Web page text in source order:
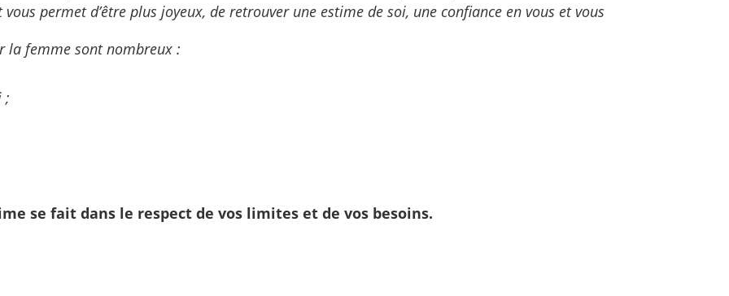
permet d’être plus joyeux, de retrouver une estime de soi, une confiance en vous et vous
la femme sont nombreux :
;
se fait dans le respect de vos limites et de vos besoins.